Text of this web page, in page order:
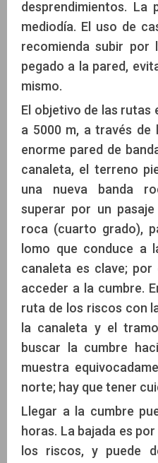
desprendimientos.
mediodía. El uso de
recomienda subir por
pegado a la pared,
mismo.
El objetivo de las rutas
a 5000 m, a través de
enorme pared de
canaleta, el terreno
una nueva banda
superar por un
roca (cuarto grado),
lomo que conduce a
canaleta es clave;
acceder a la cumbre.
ruta de los riscos con
la canaleta y el
buscar la cumbre
muestra
norte; hay que tener
Llegar a la cumbre
horas. La bajada es
los riscos, y puede